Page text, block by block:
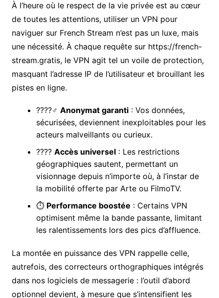
À l’heure où le respect de la vie privée est au cœur
de toutes les attentions, utiliser un VPN pour
naviguer sur French Stream n’est pas un luxe, mais
une nécessité. À chaque requête sur https://french-
stream.gratis, le VPN agit tel un voile de protection,
masquant l’adresse IP de l’utilisateur et brouillant les
pistes en ligne.
????️‍♂️ Anonymat garanti: Vos données,
sécurisées, deviennent inexploitables pour les
acteurs malveillants ou curieux.
???? Accès universel: Les restrictions
géographiques sautent, permettant un
visionnage depuis n’importe où, à l’instar de
la mobilité offerte par Arte ou FilmoTV.
⏱️ Performance boostée : Certains VPN
optimisent même la bande passante, limitant
les ralentissements lors des pics d’affluence.
La montée en puissance des VPN rappelle celle,
autrefois, des correcteurs orthographiques intégrés
dans nos logiciels de messagerie : l’outil d’abord
optionnel devient, à mesure que s’intensifient les